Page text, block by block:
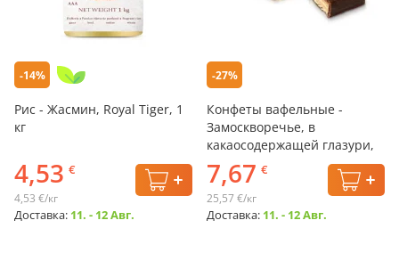
-14%
Рис - Жасмин, Royal Tiger, 1
кг
4,53 €
4,53 €/кг
Доставка: 11. - 12 Авг.
-27%
Конфеты вафельные -
Замоскворечье, в
какаосодержащей глазури,
300 г
7,67 €
25,57 €/кг
Доставка: 11. - 12 Авг.